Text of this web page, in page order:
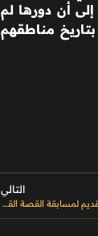
أن دورها لم
مناطقهم
التالي
مهرجان القاهرة الدولي للطفل العربي يفتح باب التقديم لمسابقة القصة القصيرة في دورته الرابعة